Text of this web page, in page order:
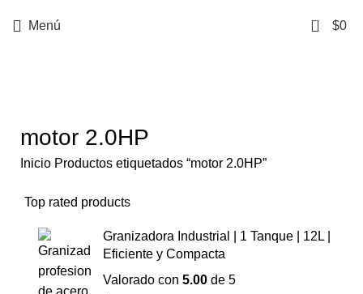
Menú 0 $0
motor 2.0HP
Inicio Productos etiquetados “motor 2.0HP”
Top rated products
Granizadora Industrial | 1 Tanque | 12L |
Eficiente y Compacta
Valorado con 5.00 de 5